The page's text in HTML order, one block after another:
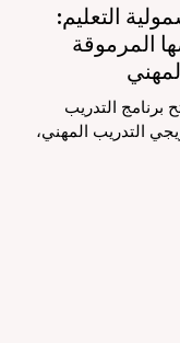
التعليم:
المرموقة
برنامج التدريب
التدريب المهني،